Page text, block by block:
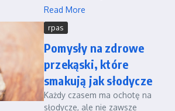
Read More
rpas
Pomysły na zdrowe
przekąski, które
smakują jak słodycze
Każdy czasem ma ochotę na
słodycze, ale nie zawsze